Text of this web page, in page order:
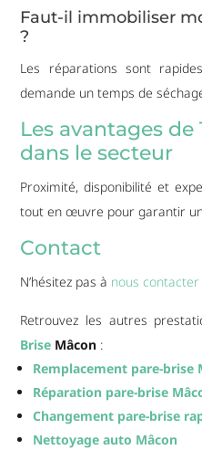
Faut-il immobiliser
?
Les réparations sont
demande un temps de
Les avantages
dans le secteur
Proximité, disponibilité et
tout en œuvre pour garantir
Contact
N’hésitez pas à nous contacter
Retrouvez les autres
Brise Mâcon :
Remplacement pare-brise
Réparation pare-brise
Changement pare-brise
Nettoyage auto Mâcon